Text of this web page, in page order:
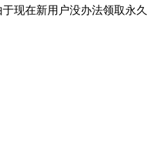
现在新用户没办法领取永久